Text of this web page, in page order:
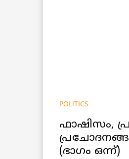
POLITICS
ഫാഷിസം,
(ഭാഗം ഒന്ന്)